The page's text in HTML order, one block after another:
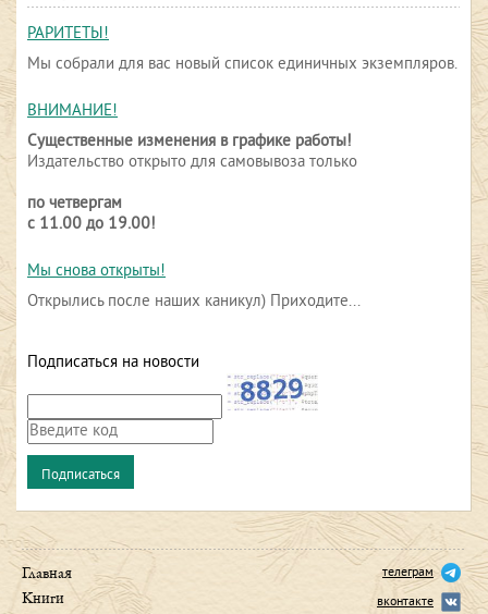
РАРИТЕТЫ!
Мы собрали для вас новый список единичных экземпляров.
ВНИМАНИЕ!
Существенные изменения в графике работы!
Издательство открыто для самовывоза только
по четвергам
с 11.00 до 19.00!
Мы снова открыты!
Открылись после наших каникул) Приходите...
Подписаться на новости
Главная
Книги
телеграм
вконтакте